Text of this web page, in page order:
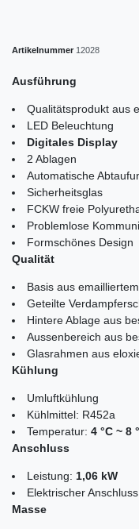
Artikelnummer 12028
Ausführung
Qualitätsprodukt aus
LED Beleuchtung
Digitales Display
2 Ablagen
Automatische
Sicherheitsglas
FCKW freie
Problemlose
Formschönes Design
Qualität
Basis aus
Geteilte
Hintere Ablage aus
Aussenbereich aus
Glasrahmen aus
Kühlung
Umluftkühlung
Kühlmittel: R452a
Temperatur: 4 °C ~ 8
Anschluss
Leistung: 1,06 kW
Elektrischer
Masse